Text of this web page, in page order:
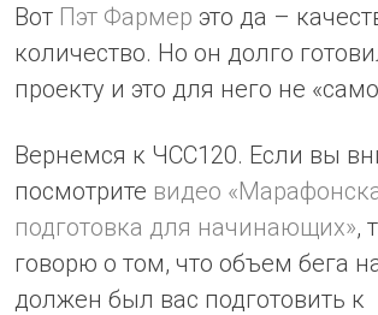
Вот Пэт Фармер это да –
количество. Но он долго
проекту и это для него не
Вернемся к ЧСС120. Если вы
посмотрите видео
подготовка для начинающих»,
говорю о том, что объем бега
должен был вас подготовить к